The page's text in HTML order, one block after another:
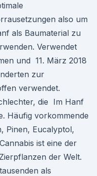
also um
als Baumaterial zu
Verwendet
und 11. März 2018
zur
verwendet.
die Im Hanf
Häufig vorkommende
Pinen, Eucalyptol,
ist eine der
der Welt.
als